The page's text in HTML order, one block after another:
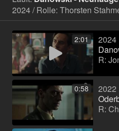
2024 / Rolle: Thorsten
2:01
2024
R:
0:58
2022